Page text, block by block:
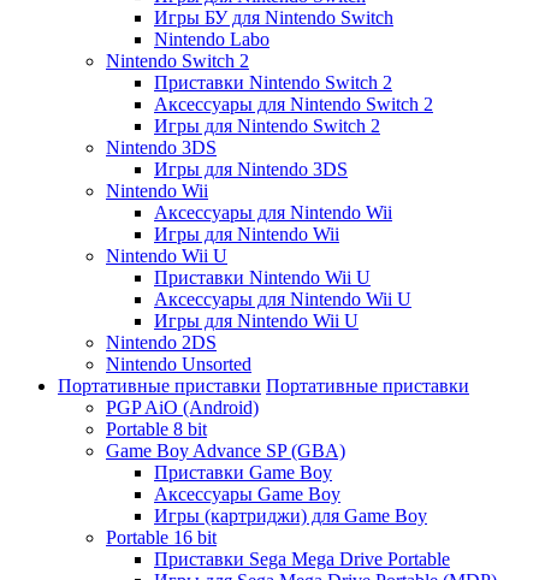
Игры БУ для Nintendo Switch
Nintendo Labo
Nintendo Switch 2
Приставки Nintendo Switch 2
Аксессуары для Nintendo Switch 2
Игры для Nintendo Switch 2
Nintendo 3DS
Игры для Nintendo 3DS
Nintendo Wii
Аксессуары для Nintendo Wii
Игры для Nintendo Wii
Nintendo Wii U
Приставки Nintendo Wii U
Аксессуары для Nintendo Wii U
Игры для Nintendo Wii U
Nintendo 2DS
Nintendo Unsorted
Портативные приставки Портативные приставки
PGP AiO (Android)
Portable 8 bit
Game Boy Advance SP (GBA)
Приставки Game Boy
Аксессуары Game Boy
Игры (картриджи) для Game Boy
Portable 16 bit
Приставки Sega Mega Drive Portable